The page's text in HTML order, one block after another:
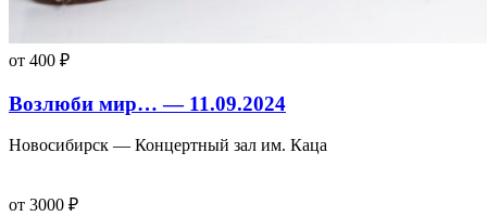
от 400 ₽
Возлюби мир… — 11.09.2024
Новосибирск — Концертный зал им. Каца
от 3000 ₽